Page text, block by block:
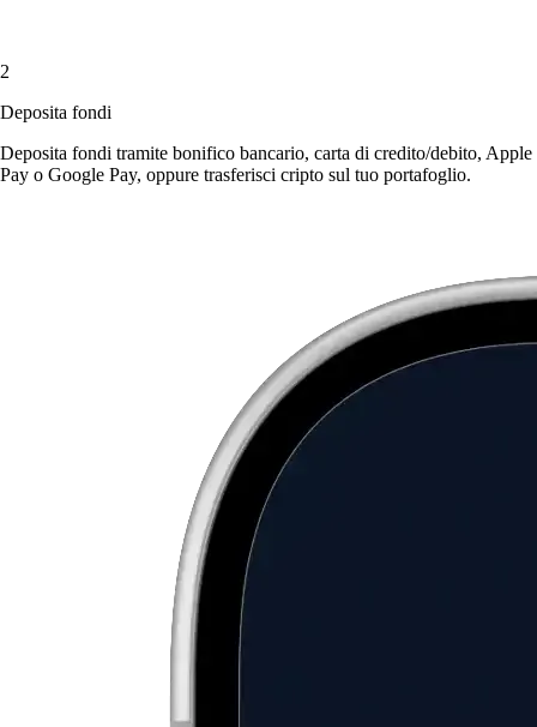
2
Deposita fondi
Deposita fondi tramite bonifico bancario, carta di credito/debito, Apple
Pay o Google Pay, oppure trasferisci cripto sul tuo portafoglio.